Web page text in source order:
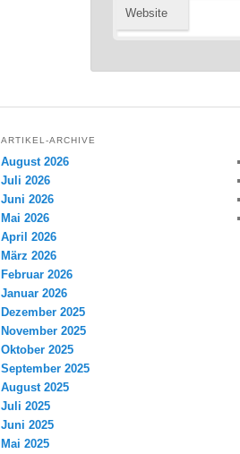
Website
ARTIKEL-ARCHIVE
August 2026
Juli 2026
Juni 2026
Mai 2026
April 2026
März 2026
Februar 2026
Januar 2026
Dezember 2025
November 2025
Oktober 2025
September 2025
August 2025
Juli 2025
Juni 2025
Mai 2025